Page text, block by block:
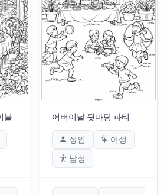
블 어버이날 뒷마당 파티
성인
여성
남성